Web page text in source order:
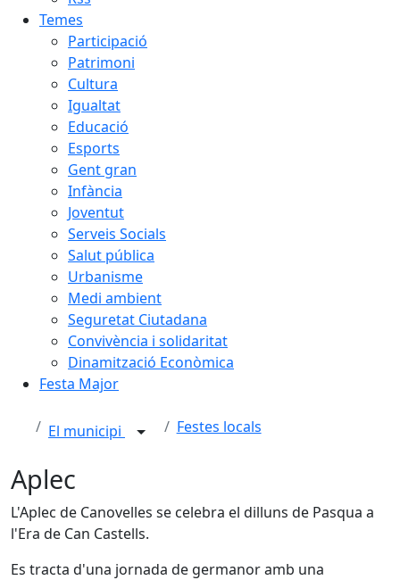
Temes
Participació
Patrimoni
Cultura
Igualtat
Educació
Esports
Gent gran
Infància
Joventut
Serveis Socials
Salut pública
Urbanisme
Medi ambient
Seguretat Ciutadana
Convivència i solidaritat
Dinamització Econòmica
Festa Major
El municipi Festes locals
Aplec
L'Aplec de Canovelles se celebra el dilluns de Pasqua a
l'Era de Can Castells.
Es tracta d'una jornada de germanor amb una